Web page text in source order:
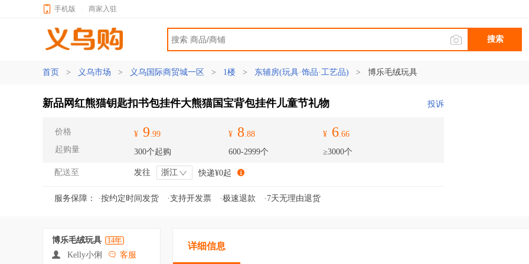
手机版 商家入驻
搜索
首页 > 义乌市场 > 义乌国际商贸城一区 > 1楼 > 东辅房(玩具·饰品·工艺品) > 博乐毛绒玩具
新品网红熊猫钥匙扣书包挂件大熊猫国宝背包挂件儿童节礼物 投诉
价格
起购量
¥ 9.99
300个起购
¥ 8.88
600-2999个
¥ 6.66
≥3000个
配送至 发往 浙江 快递¥0起
服务保障： ·按约定时间发货 ·支持开发票 ·极速退款 ·7天无理由退货
博乐毛绒玩具 14年
Kelly小俐 客服
详细信息